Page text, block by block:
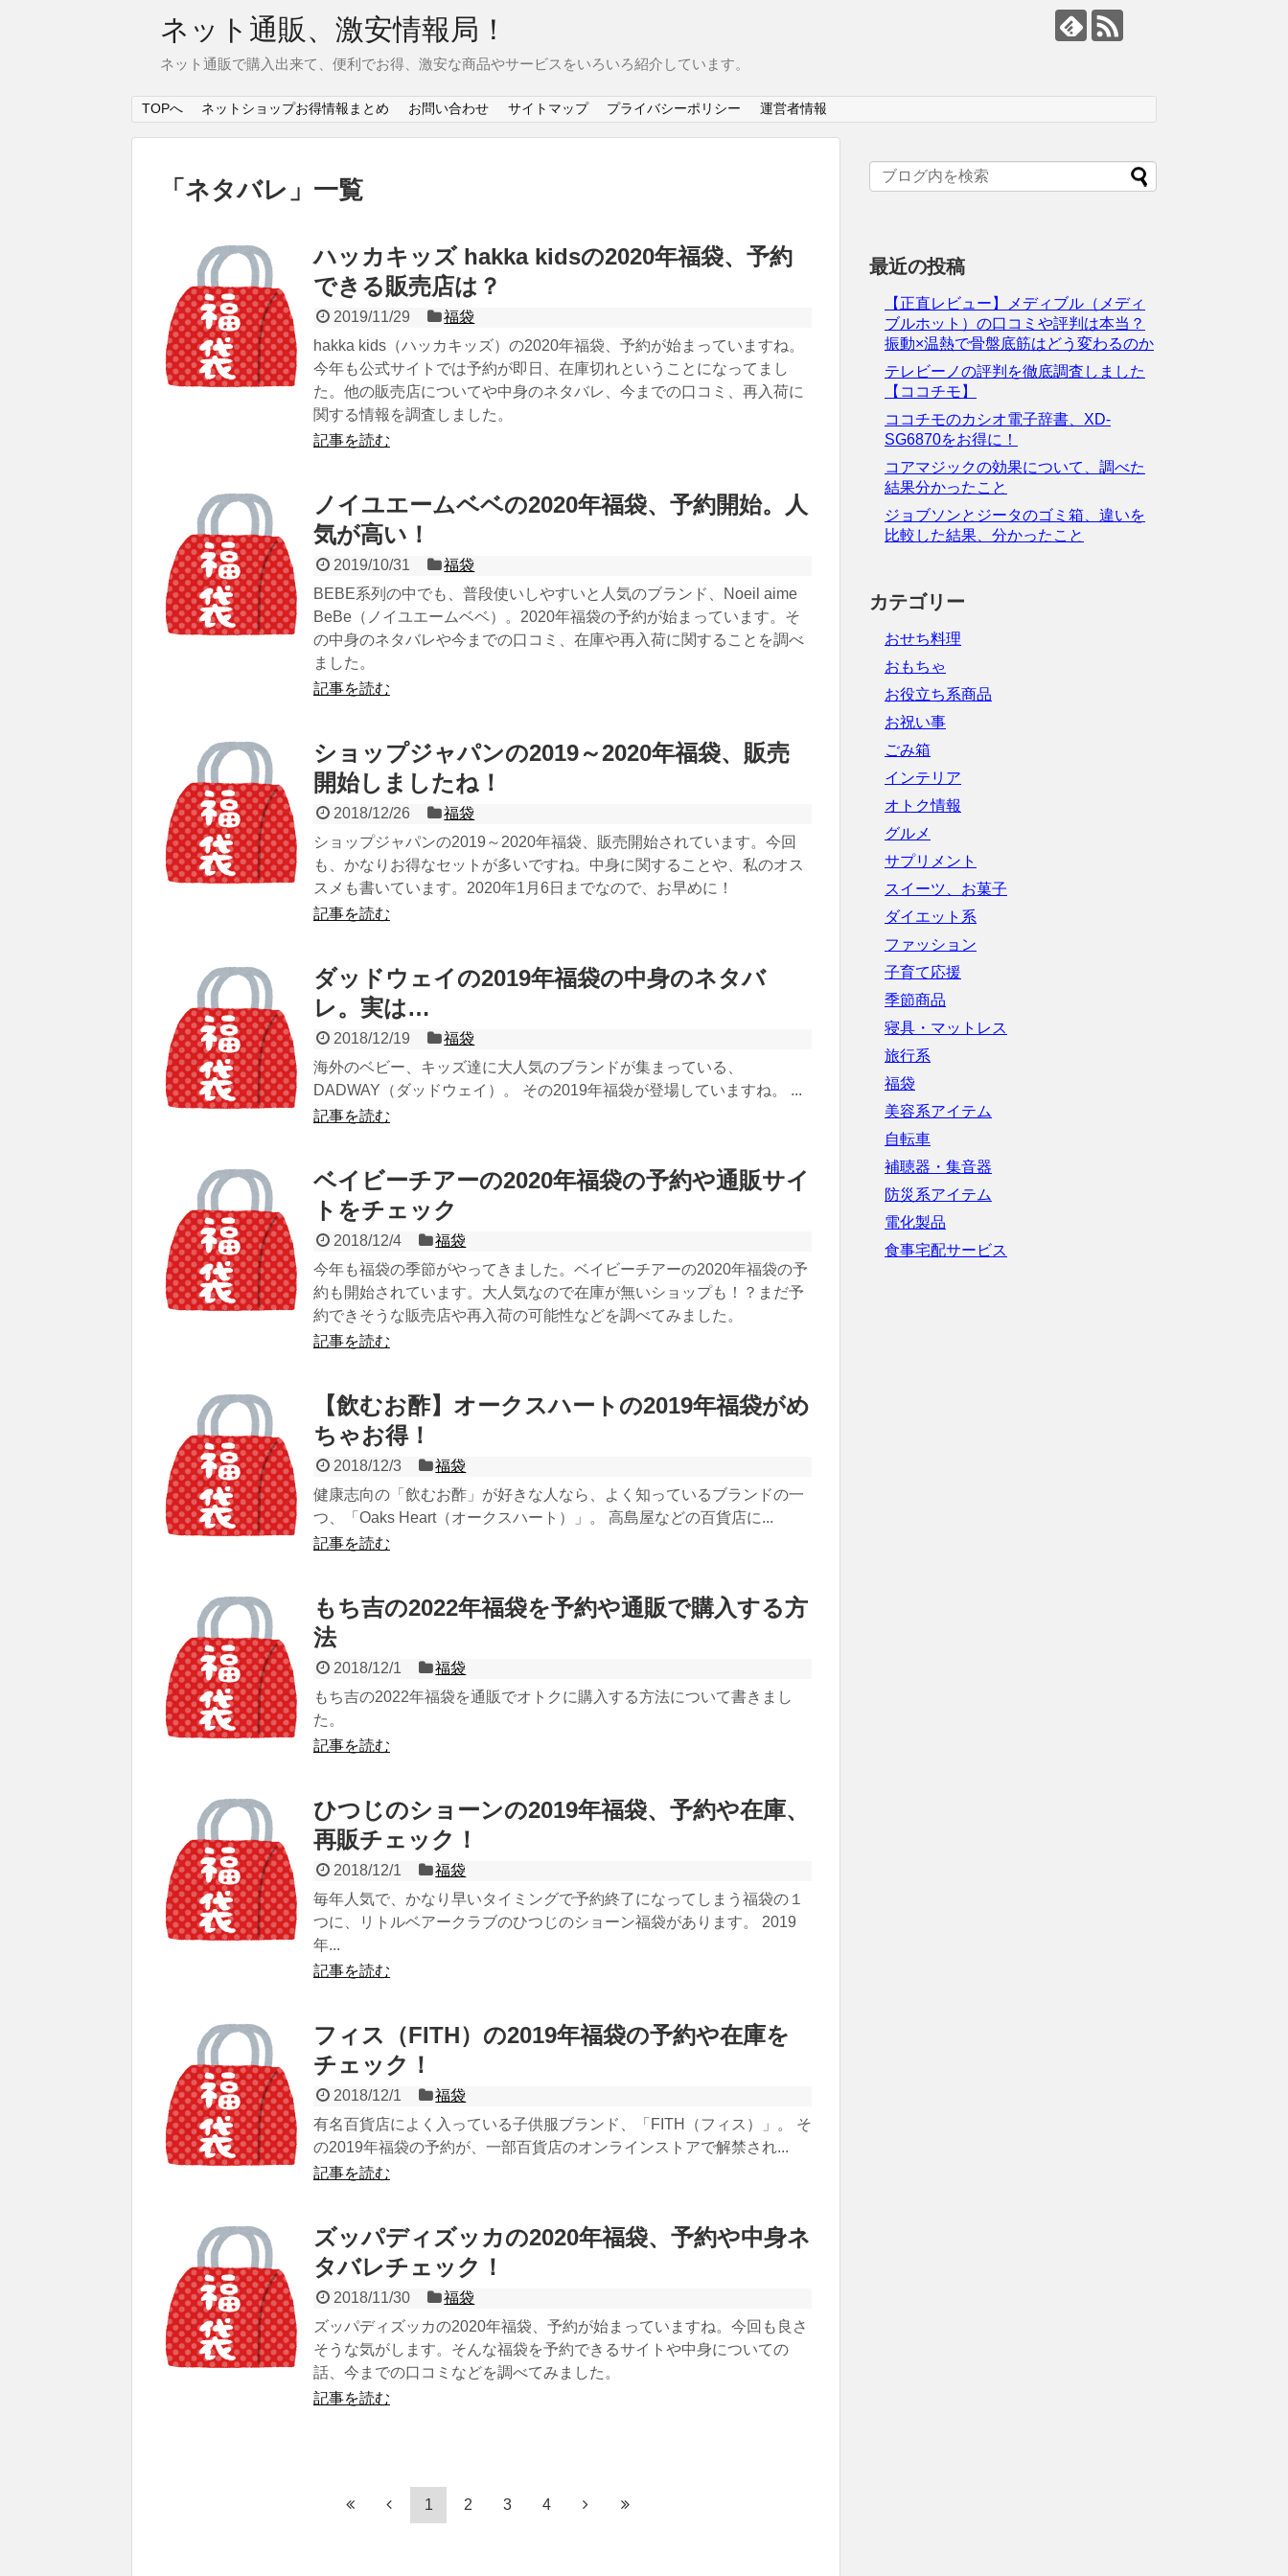
ネット通販、激安情報局！
ネット通販で購入出来て、便利でお得、激安な商品やサービスをいろいろ紹介しています。
TOPへ ネットショップお得情報まとめ お問い合わせ サイトマップ プライバシーポリシー 運営者情報
「 ネタバレ 」 一覧
ハッカキッズ hakka kidsの2020年福袋、予約
できる販売店は？
2019/11/29
福袋
hakka kids（ハッカキッズ）の2020年福袋、予約が始まっていますね。
今年も公式サイトでは予約が即日、在庫切れということになってまし
た。他の販売店についてや中身のネタバレ、今までの口コミ、再入荷に
関する情報を調査しました。
記事を読む
ノイユエームベベの2020年福袋、予約開始。人
気が高い！
2019/10/31
福袋
BEBE系列の中でも、普段使いしやすいと人気のブランド、Noeil aime
BeBe（ノイユエームベベ）。2020年福袋の予約が始まっています。そ
の中身のネタバレや今までの口コミ、在庫や再入荷に関することを調べ
ました。
記事を読む
ショップジャパンの2019～2020年福袋、販売
開始しましたね！
2018/12/26
福袋
ショップジャパンの2019～2020年福袋、販売開始されています。今回
も、かなりお得なセットが多いですね。中身に関することや、私のオス
スメも書いています。2020年1月6日までなので、お早めに！
記事を読む
ダッドウェイの2019年福袋の中身のネタバ
レ。実は…
2018/12/19
福袋
海外のベビー、キッズ達に大人気のブランドが集まっている、
DADWAY（ダッドウェイ）。 その2019年福袋が登場していますね。 ...
記事を読む
ベイビーチアーの2020年福袋の予約や通販サイ
トをチェック
2018/12/4
福袋
今年も福袋の季節がやってきました。ベイビーチアーの2020年福袋の予
約も開始されています。大人気なので在庫が無いショップも！？まだ予
約できそうな販売店や再入荷の可能性などを調べてみました。
記事を読む
【飲むお酢】オークスハートの2019年福袋がめ
ちゃお得！
2018/12/3
福袋
健康志向の「飲むお酢」が好きな人なら、よく知っているブランドの一
つ、「Oaks Heart（オークスハート）」。 高島屋などの百貨店に...
記事を読む
もち吉の2022年福袋を予約や通販で購入する方
法
2018/12/1
福袋
もち吉の2022年福袋を通販でオトクに購入する方法について書きまし
た。
記事を読む
ひつじのショーンの2019年福袋、予約や在庫、
再販チェック！
2018/12/1
福袋
毎年人気で、かなり早いタイミングで予約終了になってしまう福袋の１
つに、リトルベアークラブのひつじのショーン福袋があります。 2019
年...
記事を読む
フィス（FITH）の2019年福袋の予約や在庫を
チェック！
2018/12/1
福袋
有名百貨店によく入っている子供服ブランド、「FITH（フィス）」。 そ
の2019年福袋の予約が、一部百貨店のオンラインストアで解禁され...
記事を読む
ズッパディズッカの2020年福袋、予約や中身ネ
タバレチェック！
2018/11/30
福袋
ズッパディズッカの2020年福袋、予約が始まっていますね。今回も良さ
そうな気がします。そんな福袋を予約できるサイトや中身についての
話、今までの口コミなどを調べてみました。
記事を読む
1 2 3 4
最近の投稿
【正直レビュー】メディブル（メディ
ブルホット）の口コミや評判は本当？
振動×温熱で骨盤底筋はどう変わるのか
テレビーノの評判を徹底調査しました
【ココチモ】
ココチモのカシオ電子辞書、XD-
SG6870をお得に！
コアマジックの効果について、調べた
結果分かったこと
ジョブソンとジータのゴミ箱、違いを
比較した結果、分かったこと
カテゴリー
おせち料理
おもちゃ
お役立ち系商品
お祝い事
ごみ箱
インテリア
オトク情報
グルメ
サプリメント
スイーツ、お菓子
ダイエット系
ファッション
子育て応援
季節商品
寝具・マットレス
旅行系
福袋
美容系アイテム
自転車
補聴器・集音器
防災系アイテム
電化製品
食事宅配サービス